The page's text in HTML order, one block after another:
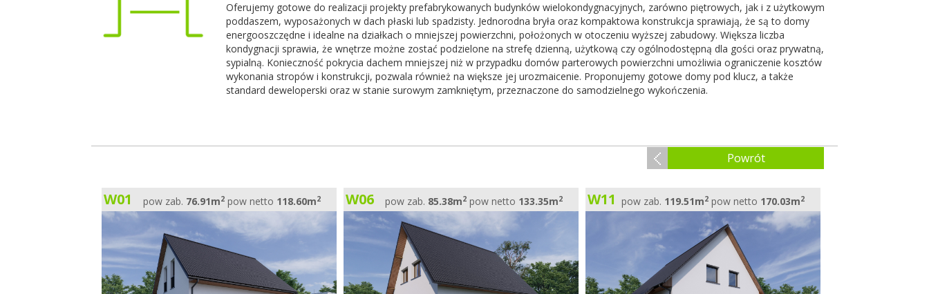
Powrót
Oferujemy gotowe do realizacji projekty prefabrykowanych budynków wielokondygnacyjnych, zarówno piętrowych, jak i z użytkowym
poddaszem, wyposażonych w dach płaski lub spadzisty. Jednorodna bryła oraz kompaktowa konstrukcja sprawiają, że są to domy
energooszczędne i idealne na działkach o mniejszej powierzchni, położonych w otoczeniu wyższej zabudowy. Większa liczba
kondygnacji sprawia, że wnętrze możne zostać podzielone na strefę dzienną, użytkową czy ogólnodostępną dla gości oraz prywatną,
sypialną. Konieczność pokrycia dachem mniejszej niż w przypadku domów parterowych powierzchni umożliwia ograniczenie kosztów
wykonania stropów i konstrukcji, pozwala również na większe jej urozmaicenie. Proponujemy gotowe domy pod klucz, a także
standard deweloperski oraz w stanie surowym zamkniętym, przeznaczone do samodzielnego wykończenia.
W01 pow zab. 76.91m2 pow netto 118.60m2 W06 pow zab. 85.38m2 pow netto 133.35m2 W11 pow zab. 119.51m2 pow netto 170.03m2